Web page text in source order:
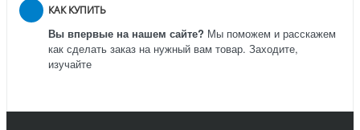
КАК КУПИТЬ
Вы впервые на нашем сайте? Мы поможем и расскажем
как сделать заказ на нужный вам товар. Заходите,
изучайте